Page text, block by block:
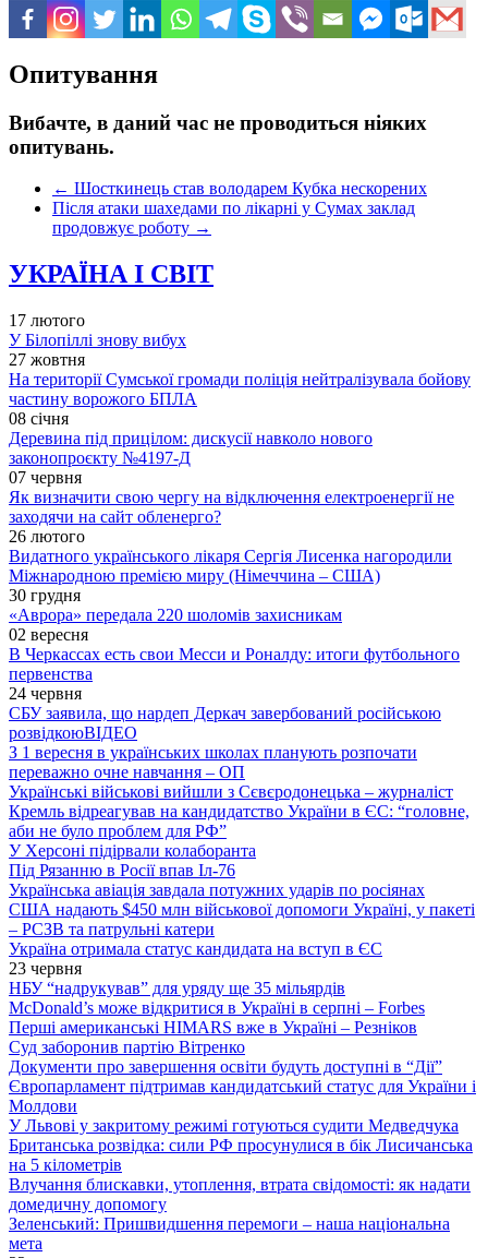
Опитування
Вибачте, в даний час не проводиться ніяких
опитувань.
← Шосткинець став володарем Кубка нескорених
Після атаки шахедами по лікарні у Сумах заклад
продовжує роботу →
УКРАЇНА І СВІТ
17 лютого
У Білопіллі знову вибух
27 жовтня
На території Сумської громади поліція нейтралізувала бойову
частину ворожого БПЛА
08 січня
Деревина під прицілом: дискусії навколо нового
законопроєкту №4197-Д
07 червня
Як визначити свою чергу на відключення електроенергії не
заходячи на сайт обленерго?
26 лютого
Видатного українського лікаря Сергія Лисенка нагородили
Міжнародною премією миру (Німеччина – США)
30 грудня
«Аврора» передала 220 шоломів захисникам
02 вересня
В Черкассах есть свои Месси и Роналду: итоги футбольного
первенства
24 червня
СБУ заявила, що нардеп Деркач завербований російською
розвідкоюВІДЕО
З 1 вересня в українських школах планують розпочати
переважно очне навчання – ОП
Українські військові вийшли з Сєвєродонецька – журналіст
Кремль відреагував на кандидатство України в ЄС: “головне,
аби не було проблем для РФ”
У Херсоні підірвали колаборанта
Під Рязанню в Росії впав Іл-76
Українська авіація завдала потужних ударів по росіянах
США надають $450 млн військової допомоги Україні, у пакеті
– РСЗВ та патрульні катери
Україна отримала статус кандидата на вступ в ЄС
23 червня
НБУ “надрукував” для уряду ще 35 мільярдів
McDonald’s може відкритися в Україні в серпні – Forbes
Перші американські HIMARS вже в Україні – Резніков
Суд заборонив партію Вітренко
Документи про завершення освіти будуть доступні в “Дії”
Європарламент підтримав кандидатський статус для України і
Молдови
У Львові у закритому режимі готуються судити Медведчука
Британська розвідка: сили РФ просунулися в бік Лисичанська
на 5 кілометрів
Влучання блискавки, утоплення, втрата свідомості: як надати
домедичну допомогу
Зеленський: Пришвидшення перемоги – наша національна
мета